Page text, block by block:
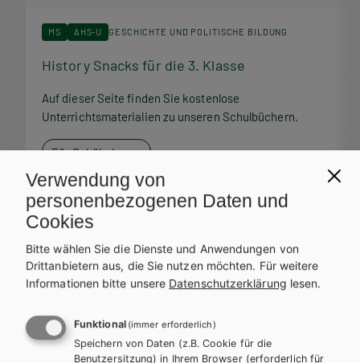
MS AHS-U GESCHICHTE UND POLITISCHE BILDUNG
History Snacks für die 3. Klasse
Auf dieser Seite finden Sie kostenlose
Unterrichtsmaterialien zu unseren Schulbüchern.
Für SchülerInnen
Service Team
zur Verfügung.
Verwendung von
personenbezogenen Daten und
Cookies
Bitte wählen Sie die Dienste und Anwendungen von
Drittanbietern aus, die Sie nutzen möchten. Für weitere
Informationen bitte unsere Datenschutzerklärung lesen.
Funktional (immer erforderlich)
Speichern von Daten (z.B. Cookie für die
Benutzersitzung) in Ihrem Browser (erforderlich für